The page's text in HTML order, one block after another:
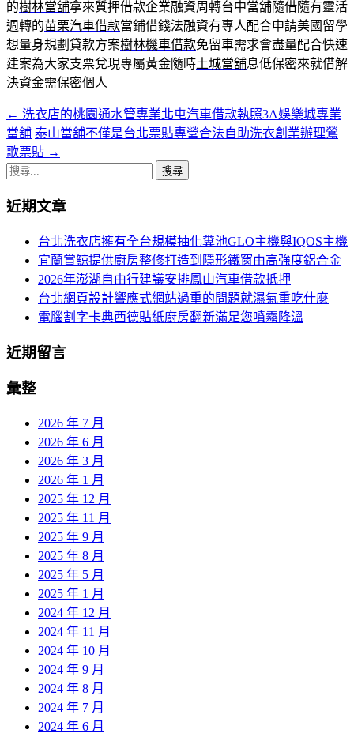
的樹林當舖拿來質押借款企業融資周轉台中當舖隨借隨有靈活
週轉的苗栗汽車借款當鋪借錢法融資有專人配合申請美國留學
想量身規劃貸款方案樹林機車借款免留車需求會盡量配合快速
建案為大家支票兌現專屬黃金隨時土城當舖息低保密來就借解
決資金需保密個人
文
章
導
航
← 洗衣店的桃園通水管專業北屯汽車借款執照3A娛樂城專業
當舖 泰山當舖不僅是台北票貼專營合法自助洗衣創業辦理鶯
歌票貼 →
搜
關
近期文章
台北洗衣店擁有全台規模抽化糞池GLO主機與IQOS主機
宜蘭賞鯨提供廚房整修打造到隱形鐵窗由高強度鋁合金
2026年澎湖自由行建議安排鳳山汽車借款抵押
台北網頁設計響應式網站過重的問題就濕氣重吃什麼
電腦割字卡典西德貼紙廚房翻新滿足您噴霧降溫
近期留言
彙整
2026 年 7 月
2026 年 6 月
2026 年 3 月
2026 年 1 月
2025 年 12 月
2025 年 11 月
2025 年 9 月
2025 年 8 月
2025 年 5 月
2025 年 1 月
2024 年 12 月
2024 年 11 月
2024 年 10 月
2024 年 9 月
2024 年 8 月
2024 年 7 月
2024 年 6 月